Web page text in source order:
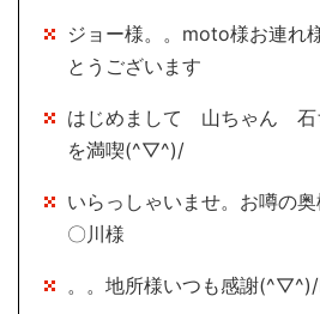
ジョー様。。moto様お連れ
とうございます
はじめまして 山ちゃん 石
を満喫(^▽^)/
いらっしゃいませ。お噂の
〇川様
。。地所様いつも感謝